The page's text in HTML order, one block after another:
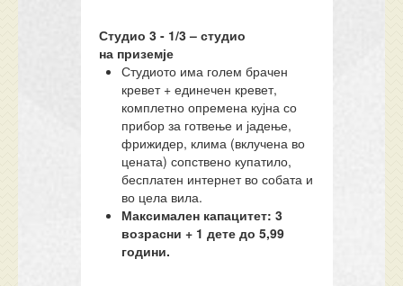
Студио 3 - 1/3 –студио
на приземје
Студиото има голем брачен
кревет + единечен кревет,
комплетно опремена кујна со
прибор за готвење и јадење,
фрижидер, клима (вклучена во
цената) сопствено купатило,
бесплатен интернет во собата и
во цела вила.
Максимален капацитет: 3
возрасни + 1 дете до 5,99
години.